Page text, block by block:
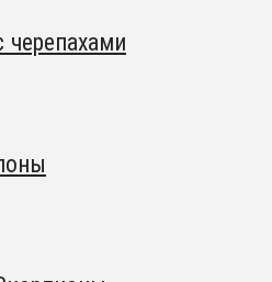
черепахами